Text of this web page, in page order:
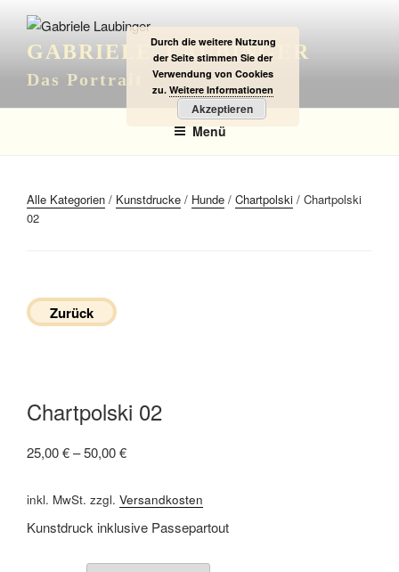
Inhalt
springenGABRIELE LAUBINGER
Das Portrait
Menü
Alle Kategorien / Kunstdrucke / Hunde / Chartpolski / Chartpolski
02
Zurück
Chartpolski 02
25,00€–50,00€
inkl. MwSt. zzgl. Versandkosten
Kunstdruck inklusive Passepartout
Durch die weitere Nutzung
der Seite stimmen Sie der
Verwendung von Cookies
zu. Weitere Informationen
Akzeptieren